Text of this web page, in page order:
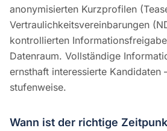
anonymisierten Kurzprofilen
Vertraulichkeitsvereinbarungen
kontrollierten
Datenraum. Vollständige
ernsthaft interessierte
stufenweise.
Wann ist der richtige